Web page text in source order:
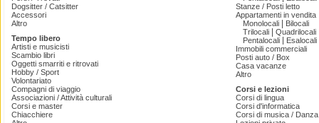
Dogsitter / Catsitter
Accessori
Altro
Tempo libero
Artisti e musicisti
Scambio libri
Oggetti smarriti e ritrovati
Hobby / Sport
Volontariato
Compagni di viaggio
Associazioni / Attività culturali
Corsi e master
Chiacchiere
Stanze / Posti letto
Appartamenti in vendita
Monolocali
Bilocali
Trilocali
Quadrilocali
Pentalocali
Esalocali
Immobili commerciali
Posti auto / Box
Casa vacanze
Altro
Corsi e lezioni
Corsi di lingua
Corsi d'informatica
Corsi di musica /